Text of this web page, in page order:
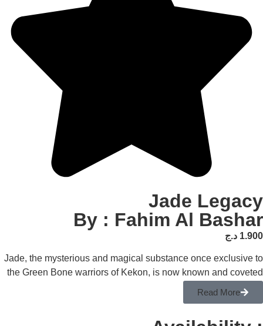
Jade
By : Fahim Al
Jade, the mysterious and magical substance
the Green Bone warriors of Kekon, is now
throughout the world. Everyone
supernatural abilities it provides, from traditional